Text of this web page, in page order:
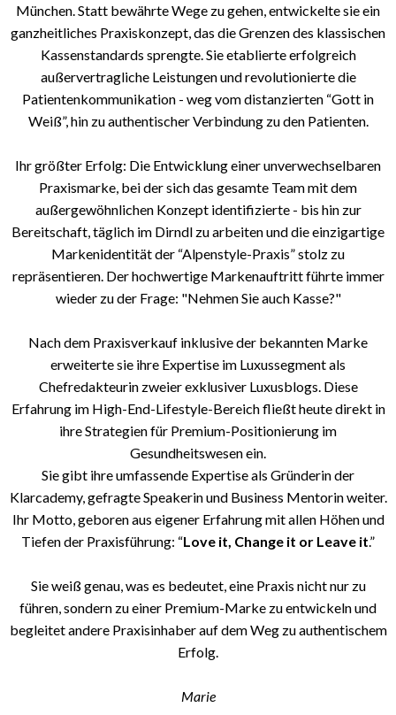
München. Statt bewährte Wege zu gehen, entwickelte sie ein
ganzheitliches Praxiskonzept, das die Grenzen des klassischen
Kassenstandards sprengte. Sie etablierte erfolgreich
außervertragliche Leistungen und revolutionierte die
Patientenkommunikation - weg vom distanzierten “Gott in
Weiß”, hin zu authentischer Verbindung zu den Patienten.
Ihr größter Erfolg: Die Entwicklung einer unverwechselbaren
Praxismarke, bei der sich das gesamte Team mit dem
außergewöhnlichen Konzept identifizierte - bis hin zur
Bereitschaft, täglich im Dirndl zu arbeiten und die einzigartige
Markenidentität der “Alpenstyle-Praxis” stolz zu
repräsentieren. Der hochwertige Markenauftritt führte immer
wieder zu der Frage: "Nehmen Sie auch Kasse?"
Nach dem Praxisverkauf inklusive der bekannten Marke
erweiterte sie ihre Expertise im Luxussegment als
Chefredakteurin zweier exklusiver Luxusblogs. Diese
Erfahrung im High-End-Lifestyle-Bereich fließt heute direkt in
ihre Strategien für Premium-Positionierung im
Gesundheitswesen ein.
Sie gibt ihre umfassende Expertise als Gründerin der
Klarcademy, gefragte Speakerin und Business Mentorin weiter.
Ihr Motto, geboren aus eigener Erfahrung mit allen Höhen und
Tiefen der Praxisführung: “Love it, Change it or Leave it.”
Sie weiß genau, was es bedeutet, eine Praxis nicht nur zu
führen, sondern zu einer Premium-Marke zu entwickeln und
begleitet andere Praxisinhaber auf dem Weg zu authentischem
Erfolg.
Marie